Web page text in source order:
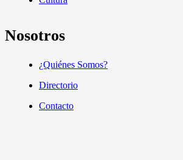
Nosotros
¿Quiénes Somos?
Directorio
Contacto